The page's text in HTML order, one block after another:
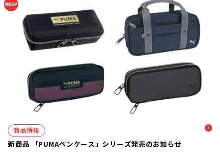
商品情報
新商品 「PUMAペンケース」シリーズ発売のお知らせ